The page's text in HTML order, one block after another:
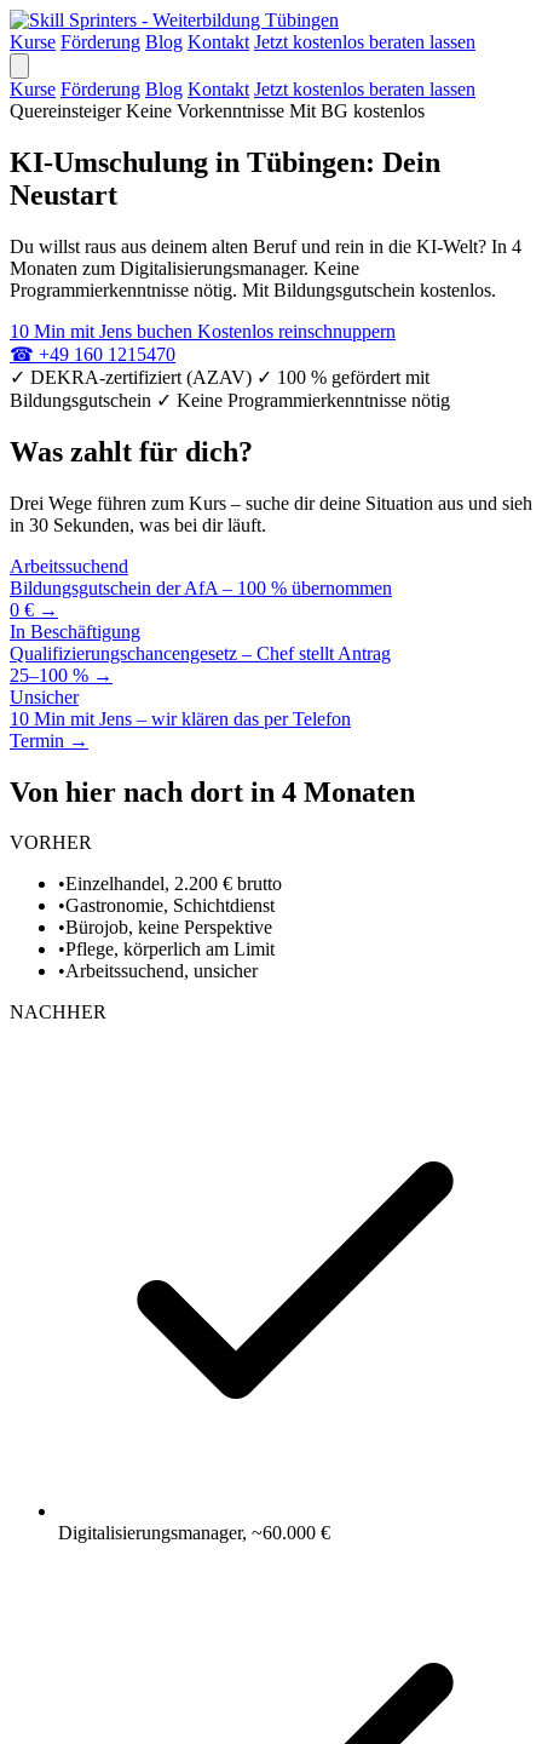
Kurse Förderung Blog Kontakt Jetzt kostenlos beraten lassen
Kurse Förderung Blog Kontakt Jetzt kostenlos beraten lassen
QuereinsteigerKeine Vorkenntnisse Mit BG kostenlos
KI-Umschulung in Tübingen: Dein
Neustart
Du willst raus aus deinem alten Beruf und rein in die KI-Welt? In 4
Monaten zum Digitalisierungsmanager. Keine
Programmierkenntnisse nötig. Mit Bildungsgutschein kostenlos.
10 Min mit Jens buchen Kostenlos reinschnuppern
☎ +49 160 1215470
✓ DEKRA-zertifiziert (AZAV) ✓ 100 % gefördert mit
Bildungsgutschein ✓ Keine Programmierkenntnisse nötig
Was zahlt für dich?
Drei Wege führen zum Kurs – suche dir deine Situation aus und sieh
in 30 Sekunden, was bei dir läuft.
Arbeitssuchend
Bildungsgutschein der AfA – 100 % übernommen
0 € →
In Beschäftigung
Qualifizierungschancengesetz – Chef stellt Antrag
25–100 % →
Unsicher
10 Min mit Jens – wir klären das per Telefon
Termin →
Von hier nach dort in 4 Monaten
VORHER
•Einzelhandel, 2.200 € brutto
•Gastronomie, Schichtdienst
•Bürojob, keine Perspektive
•Pflege, körperlich am Limit
•Arbeitssuchend, unsicher
NACHHER
Digitalisierungsmanager, ~60.000 €